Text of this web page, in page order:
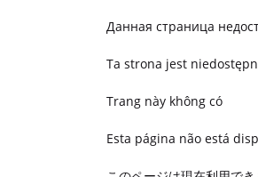
Данная страница
Ta strona jest
Trang này không có
Esta página não está